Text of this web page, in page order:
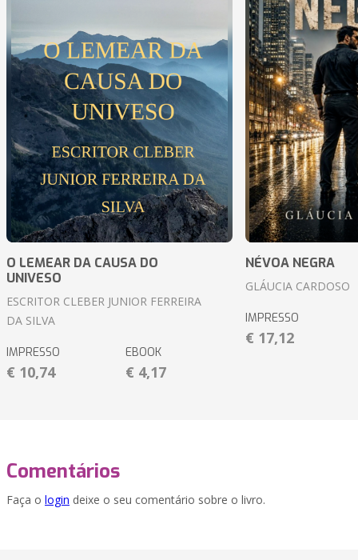
O LEMEAR DA CAUSA DO
UNIVESO
ESCRITOR CLEBER JUNIOR FERREIRA
DA SILVA
IMPRESSO
€ 10,74
EBOOK
€ 4,17
NÉVOA NEGRA
GLÁUCIA CARDOSO
IMPRESSO
€ 17,12
Comentários
Faça o login deixe o seu comentário sobre o livro.